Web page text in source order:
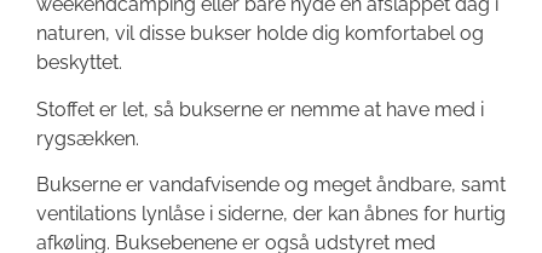
naturen, vil disse bukser holde dig komfortabel og
beskyttet.
Stoffet er let, så bukserne er nemme at have med i
rygsækken.
Bukserne er vandafvisende og meget åndbare, samt
ventilations lynlåse i siderne, der kan åbnes for hurtig
afkøling. Buksebenene er også udstyret med